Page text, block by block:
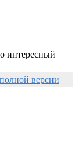
интересный
версии